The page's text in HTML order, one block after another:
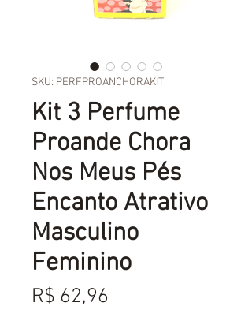
SKU: PERFPROANCHORAKIT
Kit 3 Perfume
Proande Chora
Nos Meus Pés
Encanto Atrativo
Masculino
Feminino
R$ 62,96